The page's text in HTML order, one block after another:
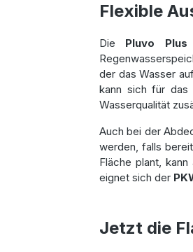
Flexible
Die Pluvo
der das Wasser
kann sich für das
Wasserqualität
Auch bei der
werden, falls
Fläche plant, kann
eignet sich der
Jetzt die